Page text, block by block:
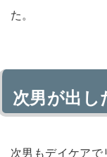
た。
次男が出し
次男もデイケアで